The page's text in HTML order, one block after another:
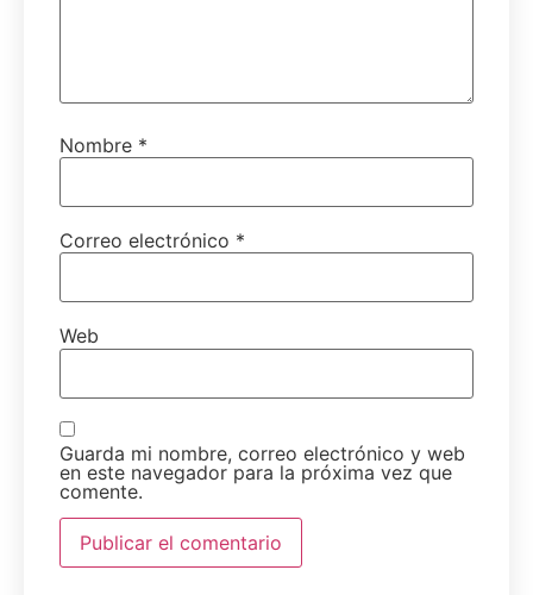
Nombre *
Correo electrónico *
Web
Guarda mi nombre, correo electrónico y web
en este navegador para la próxima vez que
comente.